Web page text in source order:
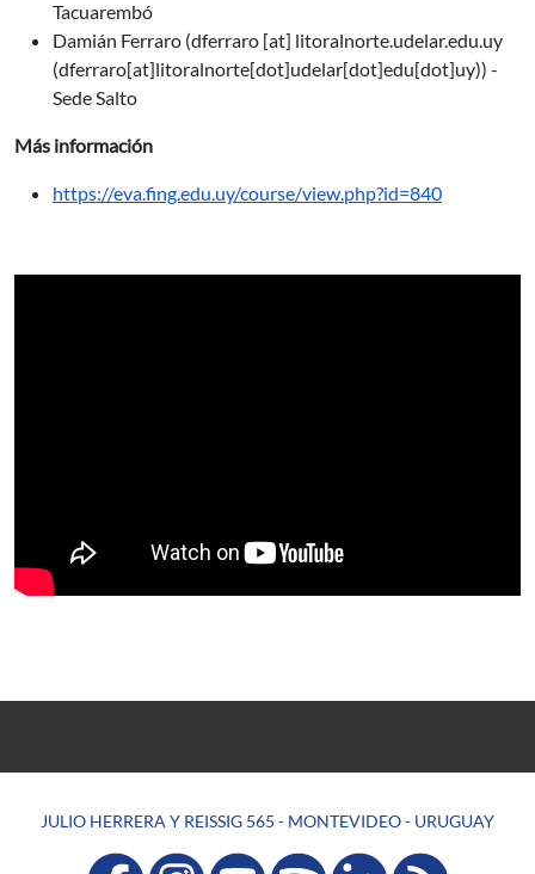
Tacuarembó
Damián Ferraro (dferraro [at] litoralnorte.udelar.edu.uy
(dferraro[at]litoralnorte[dot]udelar[dot]edu[dot]uy)) -
Sede Salto
Más información
https://eva.fing.edu.uy/course/view.php?id=840
JULIO HERRERA Y REISSIG 565 - MONTEVIDEO - URUGUAY